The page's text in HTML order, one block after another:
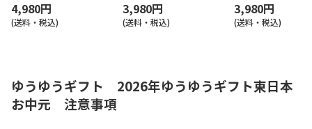
4,980円
(送料・税込)
3,980円
(送料・税込)
3,980円
(送料・税込)
ゆうゆうギフト 2026年ゆうゆうギフト東日本
お中元 注意事項